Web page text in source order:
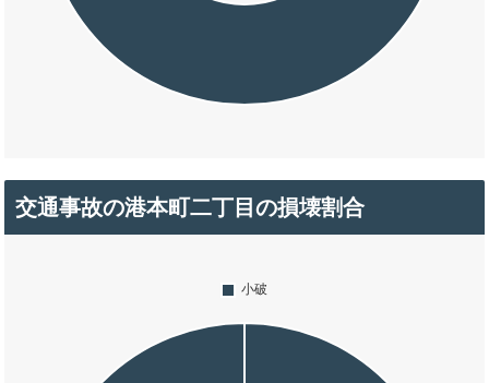
交通事故の港本町二丁目の損壊割合